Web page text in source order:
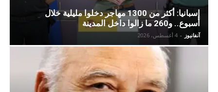
إسبانيا: أكثر من 1300 مهاجر دخلوا مليلية خلال
أسبوع.. و260 ما زالوا داخل المدينة
آنفانيوز - 4 أغسطس، 2026